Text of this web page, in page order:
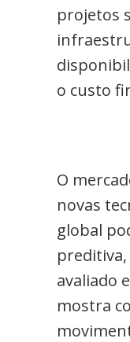
projetos
o custo
O
novas
global
avaliado
mostra